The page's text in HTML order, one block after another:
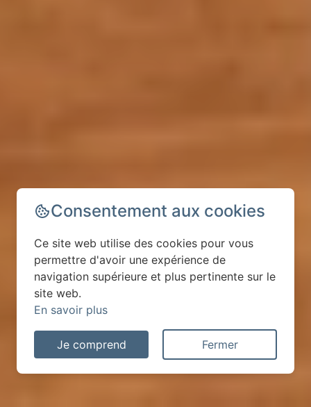
Consentement aux cookies
Ce site web utilise des cookies pour vous
permettre d'avoir une expérience de
navigation supérieure et plus pertinente sur le
site web.
En savoir plus
Je comprend Fermer